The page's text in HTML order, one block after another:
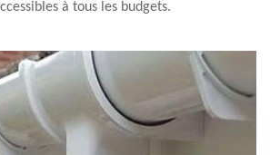
à tous les budgets.